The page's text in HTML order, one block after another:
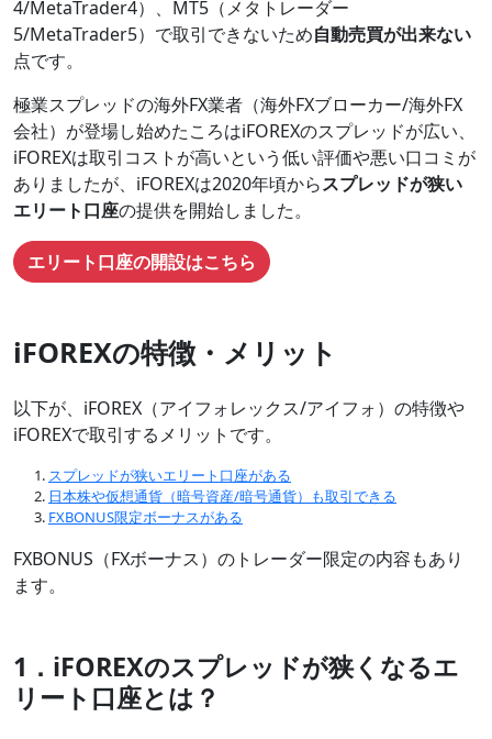
4/MetaTrader4）、MT5（メタトレーダー
5/MetaTrader5）で取引できないため自動売買が出来ない
点です。
極業スプレッドの海外FX業者（海外FXブローカー/海外FX
会社）が登場し始めたころはiFOREXのスプレッドが広い、
iFOREXは取引コストが高いという低い評価や悪い口コミが
ありましたが、iFOREXは2020年頃からスプレッドが狭い
エリート口座の提供を開始しました。
エリート口座の開設はこちら
iFOREXの特徴・メリット
以下が、iFOREX（アイフォレックス/アイフォ）の特徴や
iFOREXで取引するメリットです。
スプレッドが狭いエリート口座がある
日本株や仮想通貨（暗号資産/暗号通貨）も取引できる
FXBONUS限定ボーナスがある
FXBONUS（FXボーナス）のトレーダー限定の内容もあり
ます。
1．iFOREXのスプレッドが狭くなるエ
リート口座とは？